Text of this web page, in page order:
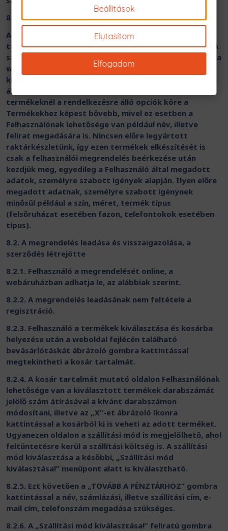
8.1.5.3. Személyre szabható termék definíció
A webshopban megtalálható MyLife kollekcióhoz
tartozó design-al nyomtatott termékek összessége. A
személyre szabható termékeinket egyedileg készítjük a
webshopban megtalálható előre feltöltött MyLife
kínálatunkban szereplő design-okból, a rendelkezésre
álló opciók Felhasználó általi kiválasztása után. Ezen
termékeknél a rendelkezésre álló opciók köre a
Termékekhez képest bővebb, mivel ez esetben a
Felhasználónak lehetősége van például név, illetve
felirat megadására is. Nincsen előre legyártott
raktárkészletünk, így ezen termékek elkészítését is
csak a felhasználói megrendelés beérkezése után
kezdjük meg, egyedileg a Felhasználó által megadott
adatok, személyre szabott igények alapján. Ilyen előre
megadott adatnak, személyre szabott igénynek
minősül például a szín, méret, termék típus
(felsőruházat esetében fazon, telefontokok esetében
típus).
8.2. A megrendelés leadása és visszaigazolása, a
szerződés létrejötte
8.2.1. Felhasználó a megrendelését online, a
webáruházban adhatja le, az alábbiak szerint.
8.2.2. A megrendelés leadásának nem feltétele a
regisztráció.
8.2.3. Felhasználó a termékek kiválasztása és kosárba
helyezése után a weboldal fejlécén található
bevásárlótáskát ábrázoló gombra kattintással
megtekintheti a kosár tartalmát.
8.2.4. A kosár tartalmát mutató oldalon Felhasználónak
lehetősége van a kiválasztott termékek darabszámát
jelölő szám átírásával a kívánt darabszámon
módosítani, illetve az „X”-et ábrázoló ikonra
kattintással a kosárból ki is veheti az adott terméket.
Ugyanezen oldalon a szállítási mód is megjelölhető, ahol
feltüntetésre kerül a szállítási költség is. A szállítási
mód kiválasztása a későbbi, „Szállítási mód
kiválasztása!” menüpont alatt is kiválasztható.
8.2.5. Ezt követően a „TOVÁBB A PÉNZTÁRHOZ” gombra
kattintással a név, számlázási, illetve szállítási cím, e-
mail cím, telefonszám megadása szükséges.
8.2.6. A „Szállítási mód kiválasztása!” feliratú gombra
Beállítások
Elutasítom
Elfogadom